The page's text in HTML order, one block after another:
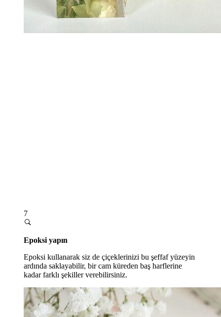
7
Epoksi yapın
Epoksi kullanarak siz de çiçeklerinizi bu şeffaf yüzeyin
ardında saklayabilir, bir cam küreden baş harflerine
kadar farklı şekiller verebilirsiniz.